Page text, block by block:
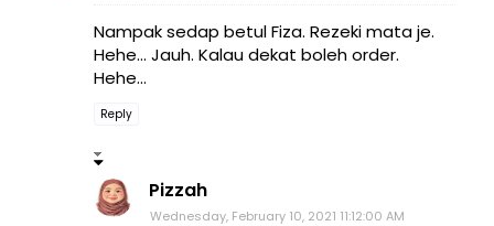
Nampak sedap betul Fiza. Rezeki mata je.
Hehe... Jauh. Kalau dekat boleh order.
Hehe...
Reply
Pizzah
Wednesday, February 10, 2021 11:12:00 AM